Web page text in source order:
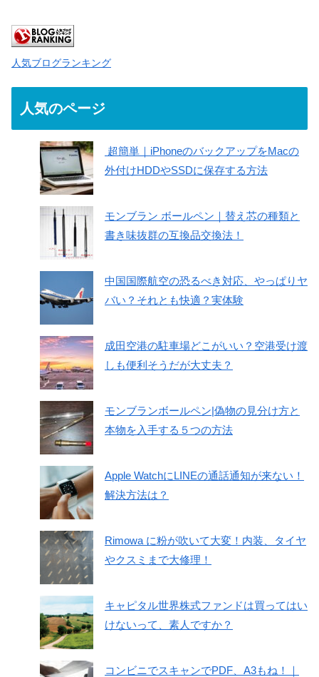
人気ブログランキング
人気のページ
超簡単｜iPhoneのバックアップをMacの
外付けHDDやSSDに保存する方法
モンブラン ボールペン｜替え芯の種類と
書き味抜群の互換品交換法！
中国国際航空の恐るべき対応、やっぱりヤ
バい？それとも快適？実体験
成田空港の駐車場どこがいい？空港受け渡
しも便利そうだが大丈夫？
モンブランボールペン|偽物の見分け方と
本物を入手する５つの方法
Apple WatchにLINEの通話通知が来ない！
解決方法は？
Rimowa に粉が吹いて大変！内装、タイヤ
やクスミまで大修理！
キャピタル世界株式ファンドは買ってはい
けないって、素人ですか？
コンビニでスキャンでPDF、A3もね！｜